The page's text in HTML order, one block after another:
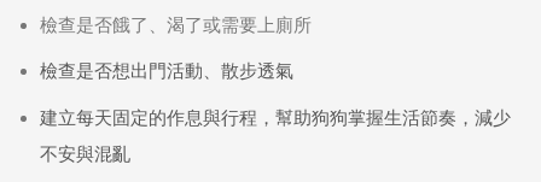
檢查是否餓了、渴了或需要上廁所
檢查是否想出門活動、散步透氣
建立每天固定的作息與行程，幫助狗狗掌握生活節奏，減少
不安與混亂